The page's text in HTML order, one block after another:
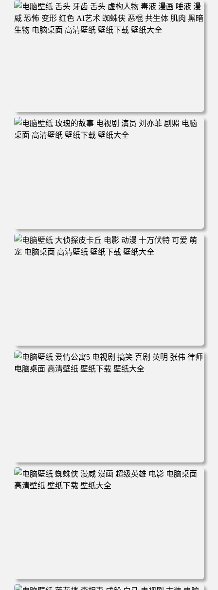
电脑壁纸 卑鄙的我2 黄豆人 可爱 食物 施工 干活 午餐 电脑
桌面 高清壁纸 壁纸下载 壁纸大全
电脑壁纸 舌头 牙齿 舌头 虚构人物 毒液 漫画 唾液 漫威 恐
怖 变形 红色 AI艺术 蜘蛛侠 恶棍 共生体 肌肉 黑暗 生物 电
电脑壁纸 玫瑰的故事 电视剧 演员 刘亦菲 剧照 电脑桌面 高
清壁纸 壁纸下载 壁纸大全
电脑壁纸 大侦探皮卡丘 电影 动漫 十万伏特 可爱 萌宠 电脑
桌面 高清壁纸 壁纸下载 壁纸大全
电脑壁纸 爱情公寓5 电视剧 搞笑 喜剧 英明 张伟 律师 电脑
桌面 高清壁纸 壁纸下载 壁纸大全
电脑壁纸 蜘蛛侠 漫威 漫画 超级英雄 电影 电脑桌面 高清壁